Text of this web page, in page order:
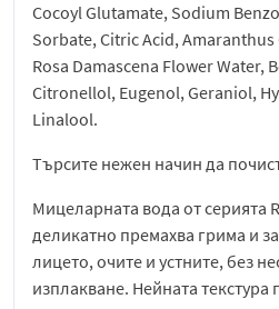
Cocoyl Glutamate, Sodium
Sorbate, Citric Acid,
Rosa Damascena Flower Water,
Citronellol, Eugenol, Geraniol,
Linalool.
Търсите нежен начин да
Мицеларната вода от серията
деликатно премахва грима и
лицето, очите и устните, без
изплакване. Нейната